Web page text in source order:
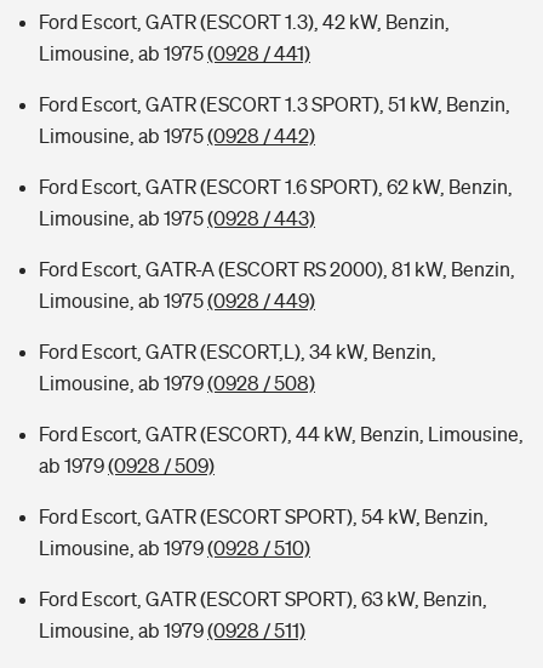
Ford Escort, GATR (ESCORT 1.3), 42 kW, Benzin,
Limousine, ab 1975(0928 / 441)
Ford Escort, GATR (ESCORT 1.3 SPORT), 51 kW, Benzin,
Limousine, ab 1975(0928 / 442)
Ford Escort, GATR (ESCORT 1.6 SPORT), 62 kW, Benzin,
Limousine, ab 1975(0928 / 443)
Ford Escort, GATR-A (ESCORT RS 2000), 81 kW, Benzin,
Limousine, ab 1975(0928 / 449)
Ford Escort, GATR (ESCORT,L), 34 kW, Benzin,
Limousine, ab 1979(0928 / 508)
Ford Escort, GATR (ESCORT), 44 kW, Benzin, Limousine,
ab 1979(0928 / 509)
Ford Escort, GATR (ESCORT SPORT), 54 kW, Benzin,
Limousine, ab 1979(0928 / 510)
Ford Escort, GATR (ESCORT SPORT), 63 kW, Benzin,
Limousine, ab 1979(0928 / 511)